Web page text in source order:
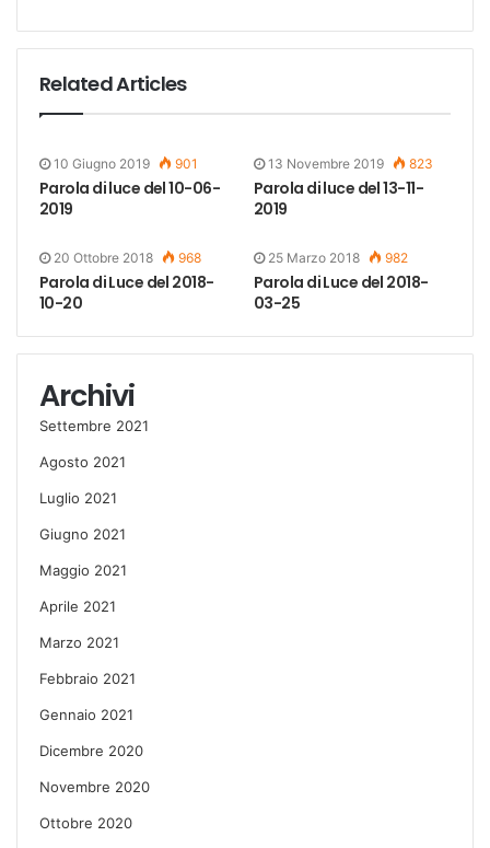
Related Articles
10 Giugno 2019 901
Parola di luce del 10-06-
2019
13 Novembre 2019 823
Parola di luce del 13-11-
2019
20 Ottobre 2018 968
Parola di Luce del 2018-
10-20
25 Marzo 2018 982
Parola di Luce del 2018-
03-25
Archivi
Settembre 2021
Agosto 2021
Luglio 2021
Giugno 2021
Maggio 2021
Aprile 2021
Marzo 2021
Febbraio 2021
Gennaio 2021
Dicembre 2020
Novembre 2020
Ottobre 2020